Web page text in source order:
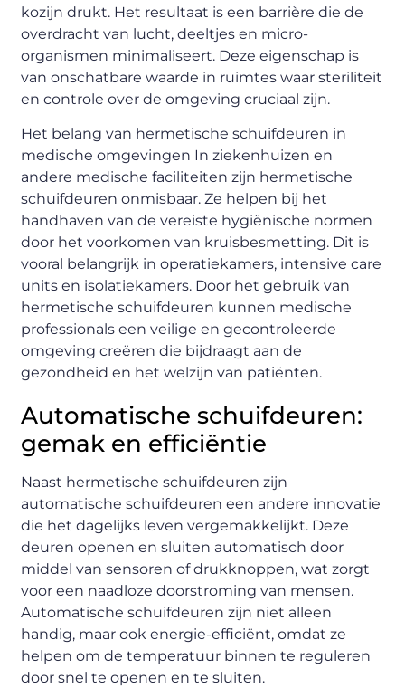
kozijn drukt. Het resultaat is een barrière die de
overdracht van lucht, deeltjes en micro-
organismen minimaliseert. Deze eigenschap is
van onschatbare waarde in ruimtes waar steriliteit
en controle over de omgeving cruciaal zijn.
Het belang van hermetische schuifdeuren in
medische omgevingen In ziekenhuizen en
andere medische faciliteiten zijn hermetische
schuifdeuren onmisbaar. Ze helpen bij het
handhaven van de vereiste hygiënische normen
door het voorkomen van kruisbesmetting. Dit is
vooral belangrijk in operatiekamers, intensive care
units en isolatiekamers. Door het gebruik van
hermetische schuifdeuren kunnen medische
professionals een veilige en gecontroleerde
omgeving creëren die bijdraagt aan de
gezondheid en het welzijn van patiënten.
Automatische schuifdeuren:
gemak en efficiëntie
Naast hermetische schuifdeuren zijn
automatische schuifdeuren een andere innovatie
die het dagelijks leven vergemakkelijkt. Deze
deuren openen en sluiten automatisch door
middel van sensoren of drukknoppen, wat zorgt
voor een naadloze doorstroming van mensen.
Automatische schuifdeuren zijn niet alleen
handig, maar ook energie-efficiënt, omdat ze
helpen om de temperatuur binnen te reguleren
door snel te openen en te sluiten.